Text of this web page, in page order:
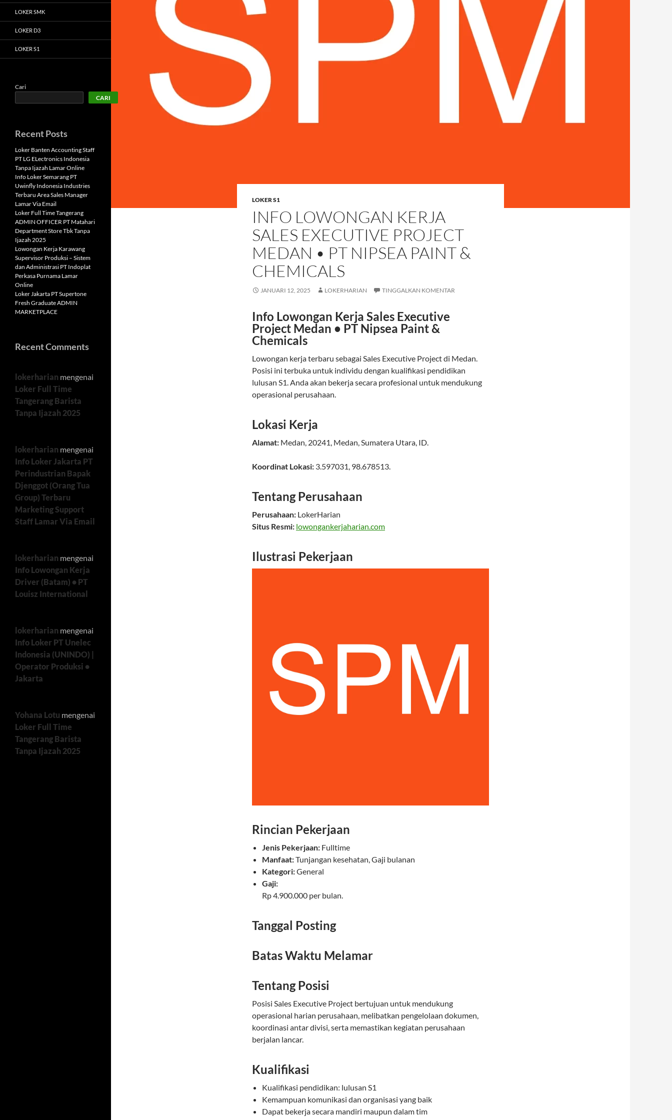
LOKER S1
INFO LOWONGAN KERJA
SALES EXECUTIVE PROJECT
MEDAN • PT NIPSEA PAINT &
CHEMICALS
JANUARI 12, 2025 LOKERHARIAN TINGGALKAN KOMENTAR
Info Lowongan Kerja Sales Executive
Project Medan • PT Nipsea Paint &
Chemicals
Lowongan kerja terbaru sebagai Sales Executive Project di Medan.
Posisi ini terbuka untuk individu dengan kualifikasi pendidikan
lulusan S1. Anda akan bekerja secara profesional untuk mendukung
operasional perusahaan.
Lokasi Kerja
Alamat: Medan, 20241, Medan,Sumatera Utara, ID.
Koordinat Lokasi: 3.597031, 98.678513.
Tentang Perusahaan
Perusahaan: LokerHarian
Situs Resmi: lowongankerjaharian.com
Ilustrasi Pekerjaan
Rincian Pekerjaan
Jenis Pekerjaan: Fulltime
Manfaat:Tunjangan kesehatan, Gaji bulanan
Kategori:General
Gaji:
Rp 4.900.000 per bulan.
Tanggal Posting
Batas Waktu Melamar
Tentang Posisi
Posisi Sales Executive Project bertujuan untuk mendukung
operasional harian perusahaan, melibatkan pengelolaan dokumen,
koordinasi antar divisi, serta memastikan kegiatan perusahaan
berjalan lancar.
Kualifikasi
Kualifikasi pendidikan: lulusan S1
Kemampuan komunikasi dan organisasi yang baik
Dapat bekerja secara mandiri maupun dalam tim
LOKER SMK
LOKER D3
LOKER S1
Cari
CARI
Recent Posts
Loker Banten Accounting Staff
PT LG ELectronics Indonesia
Tanpa Ijazah Lamar Online
Info Loker Semarang PT
Uwinfly Indonesia Industries
Terbaru Area Sales Manager
Lamar Via Email
Loker Full Time Tangerang
ADMIN OFFICER PT Matahari
Department Store Tbk Tanpa
Ijazah 2025
Lowongan Kerja Karawang
Supervisor Produksi – Sistem
dan Administrasi PT Indoplat
Perkasa Purnama Lamar
Online
Loker Jakarta PT Supertone
Fresh Graduate ADMIN
MARKETPLACE
Recent Comments
lokerharian mengenai
Loker Full Time
Tangerang Barista
Tanpa Ijazah 2025
lokerharian mengenai
Info Loker Jakarta PT
Perindustrian Bapak
Djenggot (Orang Tua
Group) Terbaru
Marketing Support
Staff Lamar Via Email
lokerharian mengenai
Info Lowongan Kerja
Driver (Batam) • PT
Louisz International
lokerharian mengenai
Info Loker PT Unelec
Indonesia (UNINDO) |
Operator Produksi •
Jakarta
Yohana Lotu mengenai
Loker Full Time
Tangerang Barista
Tanpa Ijazah 2025